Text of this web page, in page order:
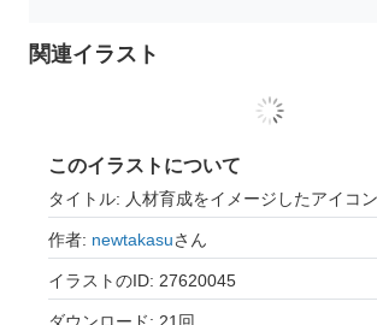
関連イラスト
このイラストについて
タイトル: 人材育成をイメージしたアイコン
作者: newtakasuさん
イラストのID: 27620045